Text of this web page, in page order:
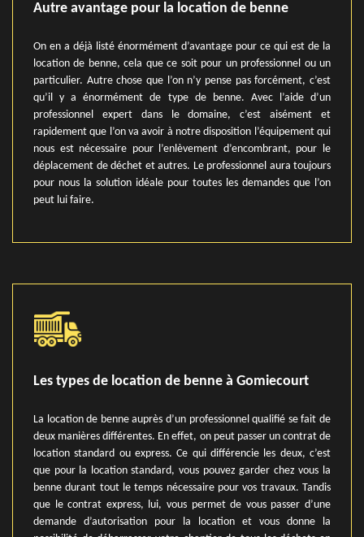
Autre avantage pour la location de benne
On en a déjà listé énormément d’avantage pour ce qui est de la
location de benne, cela que ce soit pour un professionnel ou un
particulier. Autre chose que l’on n’y pense pas forcément, c’est
qu’il y a énormément de type de benne. Avec l’aide d’un
professionnel expert dans le domaine, c’est aisément et
rapidement que l’on va avoir à notre disposition l’équipement qui
nous est nécessaire pour l’enlèvement d’encombrant, pour le
déplacement de déchet et autres. Le professionnel aura toujours
pour nous la solution idéale pour toutes les demandes que l’on
peut lui faire.
Les types de location de benne à Gomiecourt
La location de benne auprès d’un professionnel qualifié se fait de
deux manières différentes. En effet, on peut passer un contrat de
location standard ou express. Ce qui différencie les deux, c’est
que pour la location standard, vous pouvez garder chez vous la
benne durant tout le temps nécessaire pour vos travaux. Tandis
que le contrat express, lui, vous permet de vous passer d’une
demande d’autorisation pour la location et vous donne la